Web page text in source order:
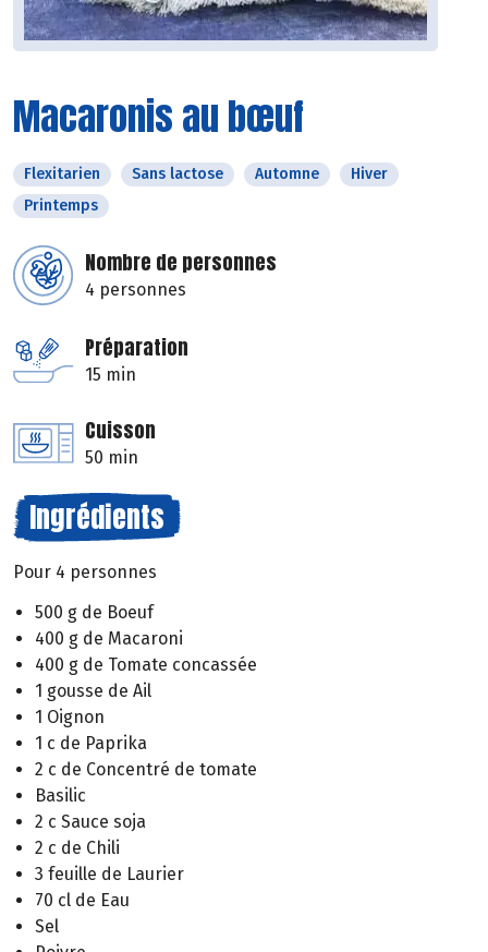
Macaronis au bœuf
Flexitarien Sans lactose Automne
Hiver
Printemps
Nombre de personnes
4 personnes
Préparation
15 min
Cuisson
50 min
Ingrédients
Pour 4 personnes
500 g de Boeuf
400 g de Macaroni
400 g de Tomate concassée
1 gousse de Ail
1 Oignon
1 c de Paprika
2 c de Concentré de tomate
Basilic
2 c Sauce soja
2 c de Chili
3 feuille de Laurier
70 cl de Eau
Sel